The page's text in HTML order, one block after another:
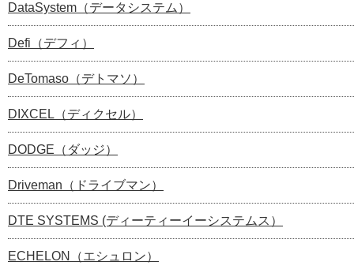
DataSystem（データシステム）
Defi（デフィ）
DeTomaso（デトマソ）
DIXCEL（ディクセル）
DODGE（ダッジ）
Driveman（ドライブマン）
DTE SYSTEMS (ディーティーイーシステムス）
ECHELON（エシュロン）